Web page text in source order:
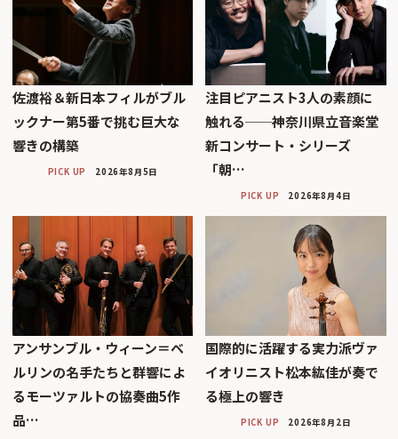
佐渡裕＆新日本フィルがブル
ックナー第5番で挑む巨大な
響きの構築
PICK UP 2026年8月5日
注目ピアニスト3人の素顔に
触れる──神奈川県立音楽堂
新コンサート・シリーズ
「朝…
PICK UP 2026年8月4日
アンサンブル・ウィーン＝ベ
ルリンの名手たちと群響によ
るモーツァルトの協奏曲5作
品…
国際的に活躍する実力派ヴァ
イオリニスト松本紘佳が奏で
る極上の響き
PICK UP 2026年8月2日